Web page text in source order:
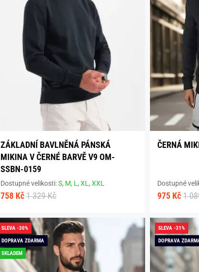
ZÁKLADNÍ BAVLNĚNÁ PÁNSKÁ
MIKINA V ČERNÉ BARVĚ V9 OM-
SSBN-0159
Dostupné velikosti:S, M, L,XL,XXL
758 Kč 1 329 Kč
ČERNÁ
Dostupné
975 Kč 1
SLEVA -30%
DOPRAVA ZDARMA
SKLADEM
SLEVA -31%
DOPRAVA